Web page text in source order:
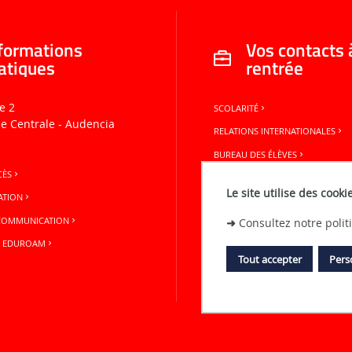
Le site utilise des
➜ Consultez notre
Tout accepter
2
Centrale - Audencia
Vos contacts
rentrée
SCOLARITÉ
RELATIONS INTERNATIONALES
BUREAU DES ÉLÈVES